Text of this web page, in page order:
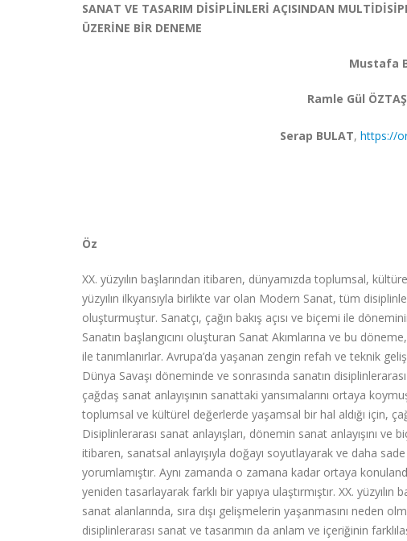
SANAT VE TASARIM DİSİPLİNLERİ AÇISINDAN
ÜZERİNE BİR DENEME
Mustafa
Ramle Gül ÖZTAŞYONAR, https://
Serap BULAT, https://
Öz
XX. yüzyılın başlarından itibaren, dünyamızda toplumsal,
yüzyılın ilkyarısıyla birlikte var olan Modern Sanat, tüm
oluşturmuştur. Sanatçı, çağın bakış açısı ve biçemi ile
Sanatın başlangıcını oluşturan Sanat Akımlarına ve bu
ile tanımlanırlar. Avrupa’da yaşanan zengin refah ve teknik
Dünya Savaşı döneminde ve sonrasında sanatın
çağdaş sanat anlayışının sanattaki yansımalarını ortaya
toplumsal ve kültürel değerlerde yaşamsal bir hal aldığı için,
Disiplinlerarası sanat anlayışları, dönemin sanat anlayışını ve
itibaren, sanatsal anlayışıyla doğayı soyutlayarak ve daha
yorumlamıştır. Aynı zamanda o zamana kadar ortaya
yeniden tasarlayarak farklı bir yapıya ulaştırmıştır. XX.
sanat alanlarında, sıra dışı gelişmelerin yaşanmasını neden
disiplinlerarası sanat ve tasarımın da anlam ve içeriğinin